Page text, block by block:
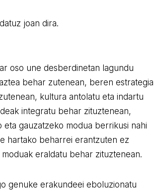
joan dira.
oso une desberdinetan lagundu
behar zutenean, beren estrategia
kultura antolatu eta indartu
integratu behar zituztenean,
eta gauzatzeko modua berrikusi nahi
hartako beharrei erantzuten ez
eraldatu behar zituztenean.
genuke erakundeei eboluzionatu